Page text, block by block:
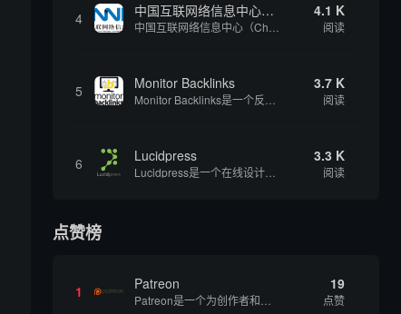
4 中国互联网络信息中心（CNNIC） 4.1 K
阅读
5 Monitor Backlinks 3.7 K
阅读
6 Lucidpress 3.3 K
阅读
点赞榜
1 Patreon 19
点赞